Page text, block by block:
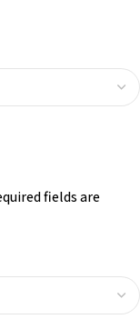
fields are